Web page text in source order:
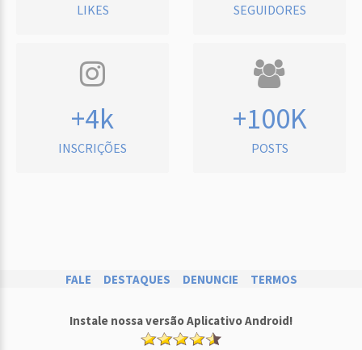
LIKES SEGUIDORES
+4k
INSCRIÇÕES
+100K
POSTS
FALE DESTAQUES DENUNCIE TERMOS
Instale nossa versão Aplicativo Android!